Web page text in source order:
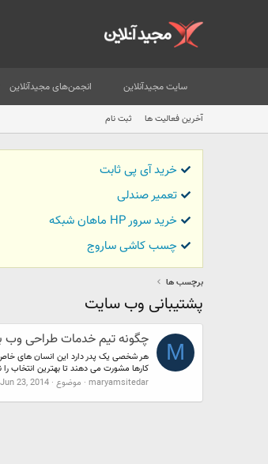
سایت مجیدآنلاین انجمن‌های مجیدآنلاین
آخرین فعالیت ها ثبت نام
خرید آی پی ثابت
تعمیر صندلی
خرید سرور HP ماهان شبکه
چسب کاشی ساروج
برچسب ها
پشتیبانی وب سایت
M
چگونه تیم خدمات طراحی وب
هر شخصی یک پدر دارد این انسان های خاص
کارها مشورت می دهند تا بهترین انتخاب را
maryamsitedar موضوع Jun 23, 2014